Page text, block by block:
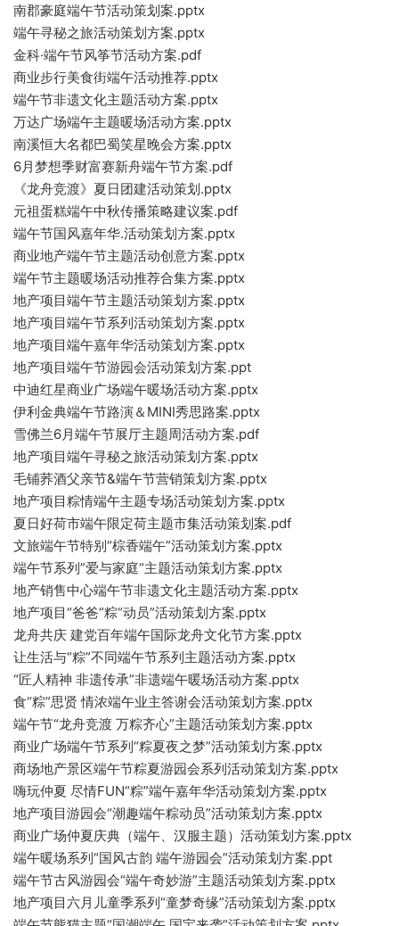
南郡豪庭端午节活动策划案.pptx
端午寻秘之旅活动策划方案.pptx
金科·端午节风筝节活动方案.pdf
商业步行美食街端午活动推荐.pptx
端午节非遗文化主题活动方案.pptx
万达广场端午主题暖场活动方案.pptx
南溪恒大名都巴蜀笑星晚会方案.pptx
6月梦想季财富赛新舟端午节方案.pdf
《龙舟竞渡》夏日团建活动策划.pptx
元祖蛋糕端午中秋传播策略建议案.pdf
端午节国风嘉年华.活动策划方案.pptx
商业地产端午节主题活动创意方案.pptx
端午节主题暖场活动推荐合集方案.pptx
地产项目端午节主题活动策划方案.pptx
地产项目端午节系列活动策划方案.pptx
地产项目端午嘉年华活动策划方案.pptx
地产项目端午节游园会活动策划方案.ppt
中迪红星商业广场端午暖场活动方案.pptx
伊利金典端午节路演＆MINI秀思路案.pptx
雪佛兰6月端午节展厅主题周活动方案.pdf
地产项目端午寻秘之旅活动策划方案.pptx
毛铺荞酒父亲节&端午节营销策划方案.pptx
地产项目粽情端午主题专场活动策划方案.pptx
夏日好荷市端午限定荷主题市集活动策划案.pdf
文旅端午节特别“棕香端午”活动策划方案.pptx
端午节系列”爱与家庭“主题活动策划方案.pptx
地产销售中心端午节非遗文化主题活动方案.pptx
地产项目“爸爸”粽“动员”活动策划方案.pptx
龙舟共庆 建党百年端午国际龙舟文化节方案.pptx
让生活与“粽”不同端午节系列主题活动方案.pptx
“匠人精神 非遗传承”非遗端午暖场活动方案.pptx
食“粽”思贤 情浓端午业主答谢会活动策划方案.pptx
端午节“龙舟竞渡 万粽齐心”主题活动策划方案.pptx
商业广场端午节系列“粽夏夜之梦”活动策划方案.pptx
商场地产景区端午节粽夏游园会系列活动策划方案.pptx
嗨玩仲夏 尽情FUN“粽”端午嘉年华活动策划方案.pptx
地产项目游园会“潮趣端午粽动员”活动策划方案.pptx
商业广场仲夏庆典（端午、汉服主题）活动策划方案.pptx
端午暖场系列“国风古韵 端午游园会”活动策划方案.ppt
端午节古风游园会“端午奇妙游”主题活动策划方案.pptx
地产项目六月儿童季系列“童梦奇缘”活动策划方案.pptx